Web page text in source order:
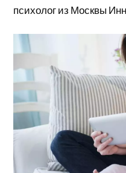
психолог из Москвы